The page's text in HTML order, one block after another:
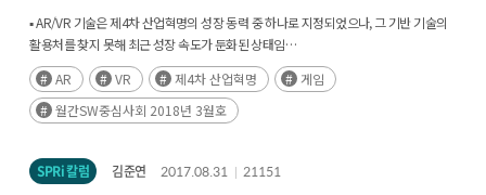
▪ AR/VR 기술은 제4차 산업혁명의 성장 동력 중 하나로 지정되었으나, 그 기반 기술의
활용처를 찾지 못해 최근 성장 속도가 둔화된 상태임
▪ 게임, 엔터테인먼트 산업뿐만 아니라 다양한 산업에서 활용 사례를 확인함으로써
산업별 접근 방식의 차별화가 필요함
AR VR 제4차 산업혁명
게임
월간SW중심사회 2018년 3월호
SPRi 칼럼 김준연 2017.08.31 21151